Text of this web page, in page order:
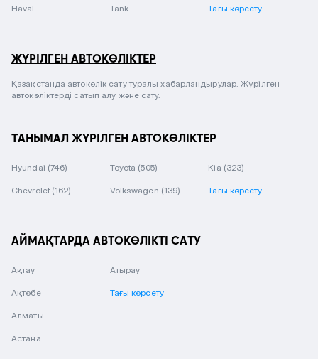
Haval Tank Тағы көрсету
ЖҮРІЛГЕН АВТОКӨЛІКТЕР
Қазақстанда автокөлік сату туралы хабарландырулар. Жүрілген
автокөліктерді сатып алу және сату.
ТАНЫМАЛ ЖҮРІЛГЕН АВТОКӨЛІКТЕР
Hyundai (746) Toyota (505) Kia (323)
Chevrolet (162) Volkswagen (139) Тағы көрсету
АЙМАҚТАРДА АВТОКӨЛІКТІ САТУ
Ақтау
Ақтөбе
Алматы
Астана
Атырау
Тағы көрсету